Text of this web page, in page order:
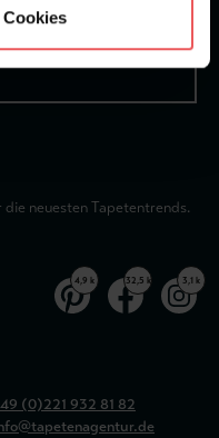
neuesten Tapetentrends.
4,9 k 32,5 k 3,1 k
(0)221 932 81 82